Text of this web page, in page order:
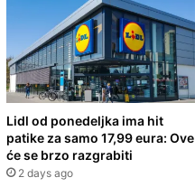
Lidl od ponedeljka ima hit
patike za samo 17,99 eura: Ove
će se brzo razgrabiti
2 days ago